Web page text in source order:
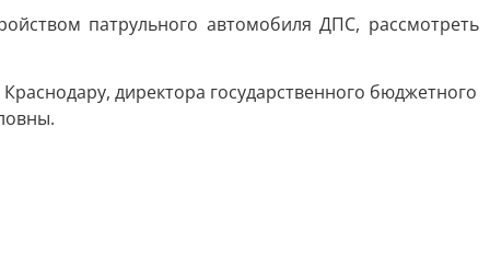
патрульного автомобиля ДПС, рассмотреть
директора государственного бюджетного